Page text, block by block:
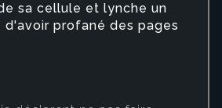
sa cellule et lynche un
d'avoir profané des pages